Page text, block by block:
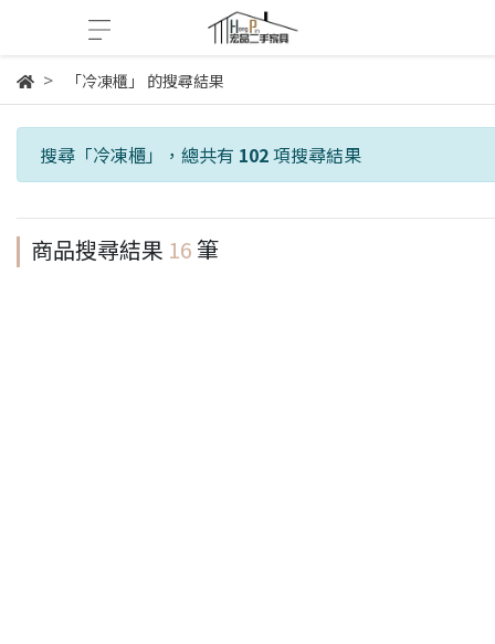
「冷凍櫃」 的搜尋結果
搜尋「冷凍櫃」，總共有 102項搜尋結果
商品搜尋結果 16 筆